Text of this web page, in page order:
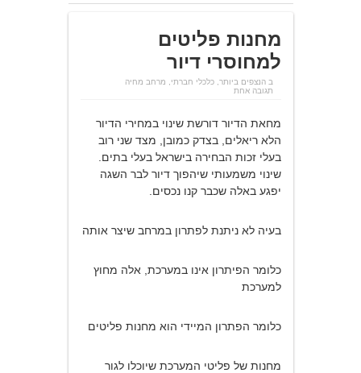
מחנות פליטים
למחוסרי דיור
בהנצפים ביותר ,כלכלי חברתי
מרחב מחיה
תגובה אחת
מחאת הדיור דורשת שינוי במחירי הדיור
הלא ריאלים, בצדק כמובן, מצד שני רוב
בעלי זכות הבחירה בישראל בעלי בתים.
שינוי משמעותי שיהפוך דיור לבר השגה
יפגע באלה שכבר קנו נכסים.
בעיה לא ניתנת לפתרון במרחב שיצר אותה
כלומר הפיתרון אינו במערכת, אלה מחוץ
למערכת
כלומר הפתרון המיידי הוא מחנות פליטים
מחנות של פליטי המערכת שיוכלו לגור